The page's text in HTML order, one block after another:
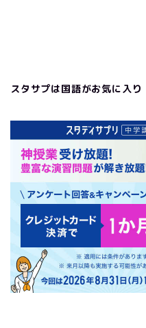
スタサプは国語がお気に入り